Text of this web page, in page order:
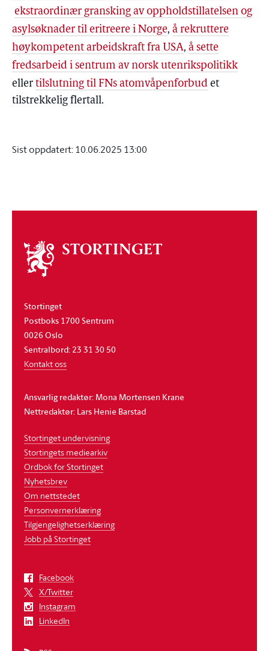
ekstraordinær gransking av oppholdstillatelsen og
asylsøknader til eritreere i Norge, å rekruttere
høykompetent arbeidskraft fra USA, å sette
fredsarbeid i sentrum av norsk utenrikspolitikk
eller tilslutning til FNs atomvåpenforbud et
tilstrekkelig flertall.
Sist oppdatert:10.06.2025 13:00
Om
stortinget
Stortinget
Postboks 1700 Sentrum
0026 Oslo
Sentralbord: 23 31 30 50
Kontakt oss
Ansvarlig redaktør: Mona Mortensen Krane
Nettredaktør: Lars Henie Barstad
Stortinget undervisning
Stortingets mediearkiv
Ordbok for Stortinget
Nyhetsbrev
Om nettstedet
Personvernerklæring
Tilgjengelighetserklæring
Jobb på Stortinget
Facebook
X/Twitter
Instagram
LinkedIn